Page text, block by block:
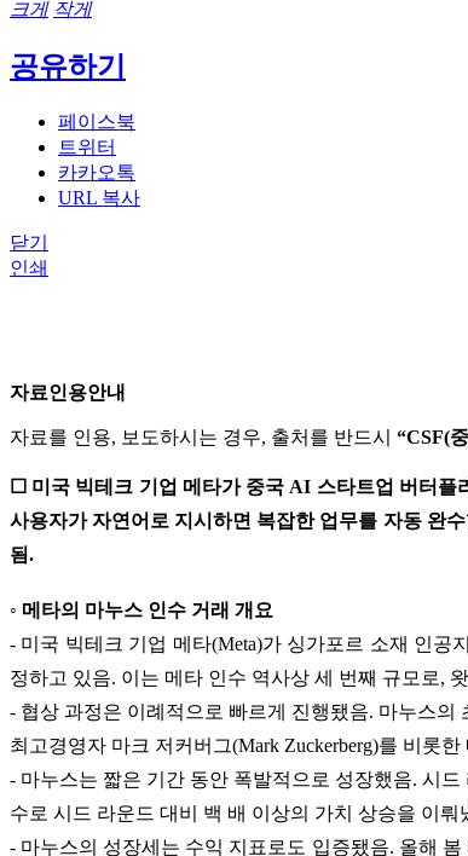
크게 작게
공유하기
페이스북
트위터
카카오톡
URL 복사
닫기
인쇄
자료인용안내
자료를 인용, 보도하시는 경우, 출처를 반드시 “CSF(
☐ 미국 빅테크 기업 메타가 중국 AI 스타트업 버터플
사용자가 자연어로 지시하면 복잡한 업무를 자동 완
됨.
◦ 메타의 마누스 인수 거래 개요
- 미국 빅테크 기업 메타(Meta)가 싱가포르 소재 인공
정하고 있음. 이는 메타 인수 역사상 세 번째 규모로,
- 협상 과정은 이례적으로 빠르게 진행됐음. 마누스의
최고경영자 마크 저커버그(Mark Zuckerberg)를 비롯
- 마누스는 짧은 기간 동안 폭발적으로 성장했음. 시
수로 시드 라운드 대비 백 배 이상의 가치 상승을 이뤄
- 마누스의 성장세는 수익 지표로도 입증됐음. 올해